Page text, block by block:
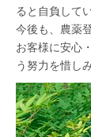
ると自負して
今後も、農薬
お客様に安心
う努力を惜し